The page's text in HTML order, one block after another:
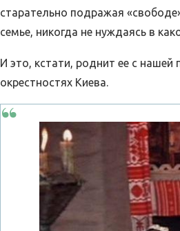
старательно подражая
семье, никогда не нуждаясь в
И это, кстати, роднит ее с
окрестностях Киева.